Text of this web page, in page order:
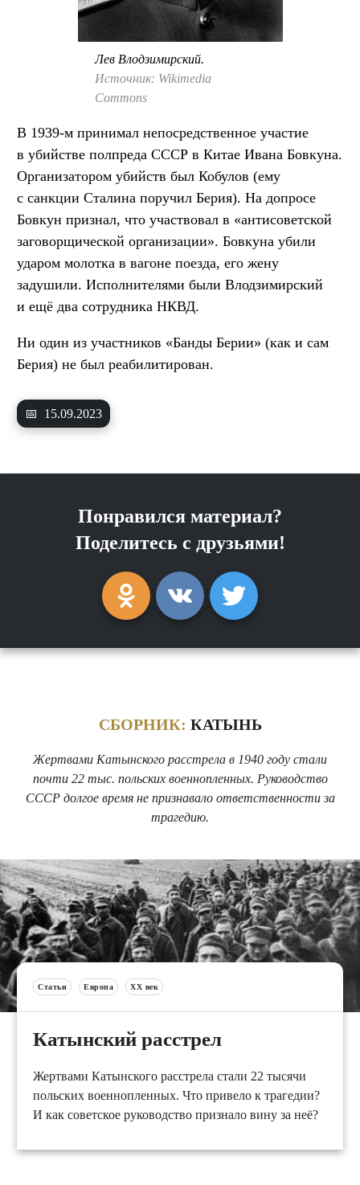
Лев Влодзимирский.
Источник: Wikimedia
Commons
В 1939-м принимал непосредственное участие
в убийстве полпреда СССР в Китае Ивана Бовкуна.
Организатором убийств был Кобулов (ему
с санкции Сталина поручил Берия). На допросе
Бовкун признал, что участвовал в «антисоветской
заговорщической организации». Бовкуна убили
ударом молотка в вагоне поезда, его жену
задушили. Исполнителями были Влодзимирский
и ещё два сотрудника НКВД.
Ни один из участников «Банды Берии» (как и сам
Берия) не был реабилитирован.
📅 15.09.2023
Понравился материал?
Поделитесь с друзьями!
СБОРНИК: КАТЫНЬ
Жертвами Катынского расстрела в 1940 году стали
почти 22 тыс. польских военнопленных. Руководство
СССР долгое время не признавало ответственности за
трагедию.
Статьи Европа XX век
Катынский расстрел
Жертвами Катынского расстрела стали 22 тысячи
польских военнопленных. Что привело к трагедии?
И как советское руководство признало вину за неё?